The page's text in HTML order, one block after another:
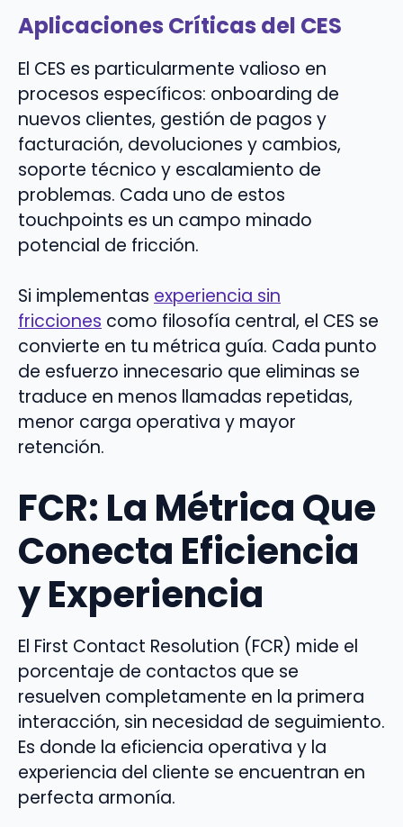
Aplicaciones Críticas del CES
El CES es particularmente valioso en
procesos específicos: onboarding de
nuevos clientes, gestión de pagos y
facturación, devoluciones y cambios,
soporte técnico y escalamiento de
problemas. Cada uno de estos
touchpoints es un campo minado
potencial de fricción.
Si implementas experiencia sin
fricciones como filosofía central, el CES se
convierte en tu métrica guía. Cada punto
de esfuerzo innecesario que eliminas se
traduce en menos llamadas repetidas,
menor carga operativa y mayor
retención.
FCR: La Métrica Que
Conecta Eficiencia
y Experiencia
El First Contact Resolution (FCR) mide el
porcentaje de contactos que se
resuelven completamente en la primera
interacción, sin necesidad de seguimiento.
Es donde la eficiencia operativa y la
experiencia del cliente se encuentran en
perfecta armonía.